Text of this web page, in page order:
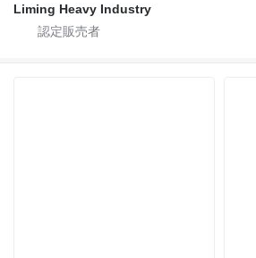
Liming Heavy Industry